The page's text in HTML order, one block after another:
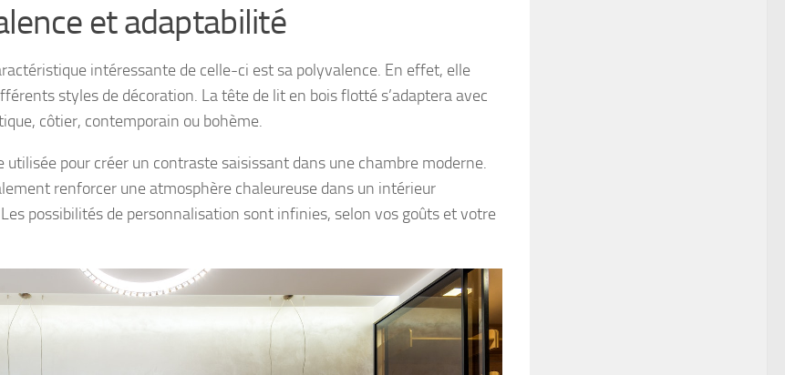
et adaptabilité
intéressante de celle-ci est sa polyvalence. En effet, elle
styles de décoration. La tête de lit en bois flotté s’adaptera avec
côtier, contemporain ou bohème.
utilisée pour créer un contraste saisissant dans une chambre moderne.
renforcer une atmosphère chaleureuse dans un intérieur
possibilités de personnalisation sont infinies, selon vos goûts et votre